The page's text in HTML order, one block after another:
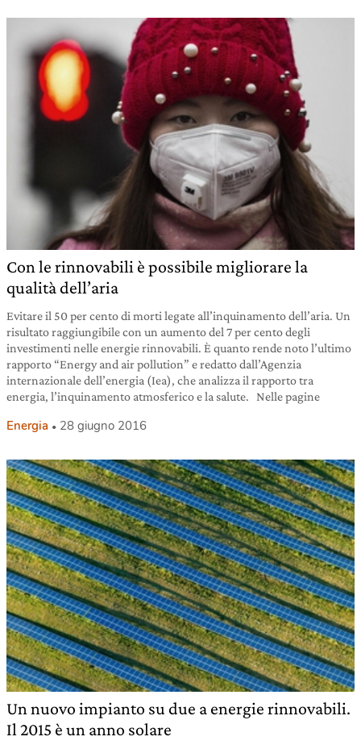
Con le rinnovabili è possibile migliorare la
qualità dell’aria
Evitare il 50 per cento di morti legate all’inquinamento dell’aria. Un
risultato raggiungibile con un aumento del 7 per cento degli
investimenti nelle energie rinnovabili. È quanto rende noto l’ultimo
rapporto “Energy and air pollution” e redatto dall’Agenzia
internazionale dell’energia (Iea), che analizza il rapporto tra
energia, l’inquinamento atmosferico e la salute. Nelle pagine
Energia 28 giugno 2016
Un nuovo impianto su due a energie rinnovabili.
Il 2015 è un anno solare